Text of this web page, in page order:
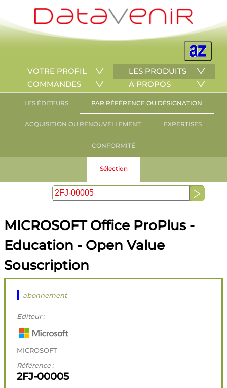
VOTRE PROFIL
LES PRODUITS
COMMANDES
A PROPOS
LES ÉDITEURS PAR RÉFÉRENCE OU DÉSIGNATION
ACQUISITION OU RENOUVELLEMENT EXPERTISES
CONFORMITÉ
Sélection
MICROSOFT Office ProPlus -
Education - Open Value
Souscription
abonnement
Editeur :
MICROSOFT
Référence :
2FJ-00005